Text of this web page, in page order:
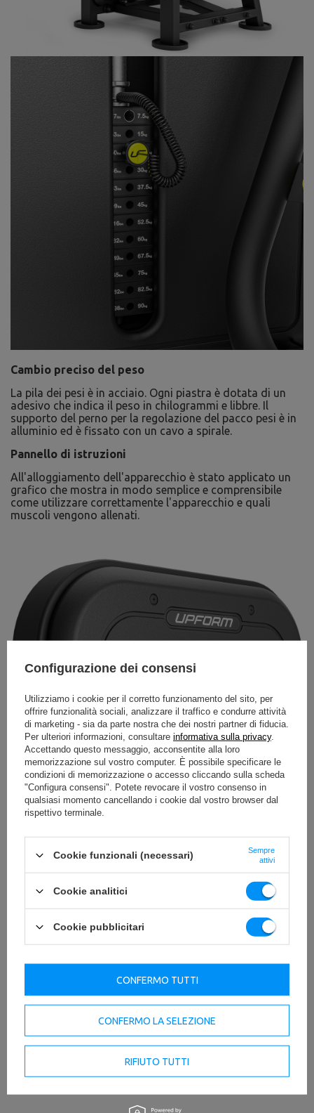
Cambio preciso del peso
La pila dei pesi è in acciaio. Ogni piastra è dotata di un
adesivo che indica il peso in chilogrammi e libbre. Il
supporto del perno per la regolazione del pacco pesi è in
alluminio ed è fissato con un cavo a spirale.
Pannello di istruzioni
All'alloggiamento dell'apparecchio è stato applicato un
grafico che mostra in modo semplice e comprensibile
come utilizzare correttamente l'apparecchio e quali
muscoli vengono allenati.
Configurazione dei consensi
Utilizziamo i cookie per il corretto funzionamento del sito, per
offrire funzionalità sociali, analizzare il traffico e condurre attività
di marketing - sia da parte nostra che dei nostri partner di fiducia.
Per ulteriori informazioni, consultare informativa sulla privacy.
Accettando questo messaggio, acconsentite alla loro
memorizzazione sul vostro computer. È possibile specificare le
condizioni di memorizzazione o accesso cliccando sulla scheda
"Configura consensi". Potete revocare il vostro consenso in
qualsiasi momento cancellando i cookie dal vostro browser dal
rispettivo terminale.
Cookie funzionali (necessari)
Sempre
attivi
Cookie analitici
Cookie pubblicitari
CONFERMO LA SELEZIONE
RIFIUTO TUTTI
CONFERMO TUTTI